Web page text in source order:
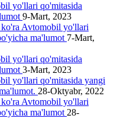
yo'llari qo'mitasida
9-Mart, 2023
Avtomobil yo'llari
ma'lumot 7-Mart,
yo'llari qo'mitasida
3-Mart, 2023
yo'llari qo'mitasida yangi
28-Oktyabr, 2022
Avtomobil yo'llari
ma'lumot 28-